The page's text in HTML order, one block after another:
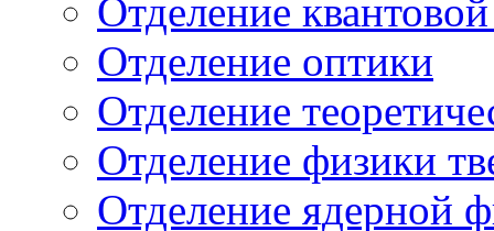
Отделение
Отделение оптики
Отделение
Отделение физики
Отделение ядерной